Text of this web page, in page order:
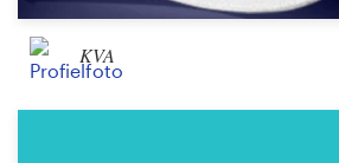
KVA